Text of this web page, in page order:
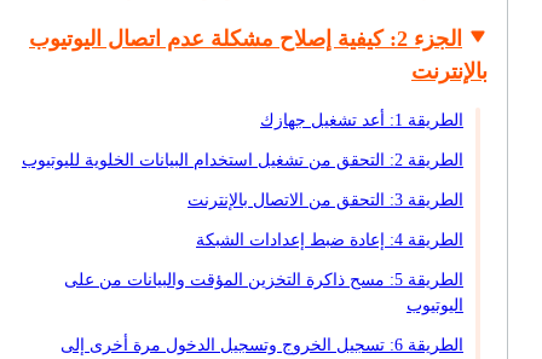
الجزء 2: كيفية إصلاح مشكلة عدم اتصال اليوتيوب
بالإنترنت
الطريقة 1: أعد تشغيل جهازك
الطريقة 2: التحقق من تشغيل استخدام البيانات الخلوية لليوتيوب
الطريقة 3: التحقق من الاتصال بالإنترنت
الطريقة 4: إعادة ضبط إعدادات الشبكة
الطريقة 5: مسح ذاكرة التخزين المؤقت والبيانات من على
اليوتيوب
الطريقة 6: تسجيل الخروج وتسجيل الدخول مرة أخرى إلى